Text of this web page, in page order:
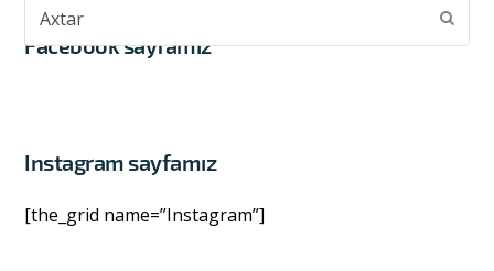
Facebook sayfamız
Instagram sayfamız
[the_grid name=”Instagram”]